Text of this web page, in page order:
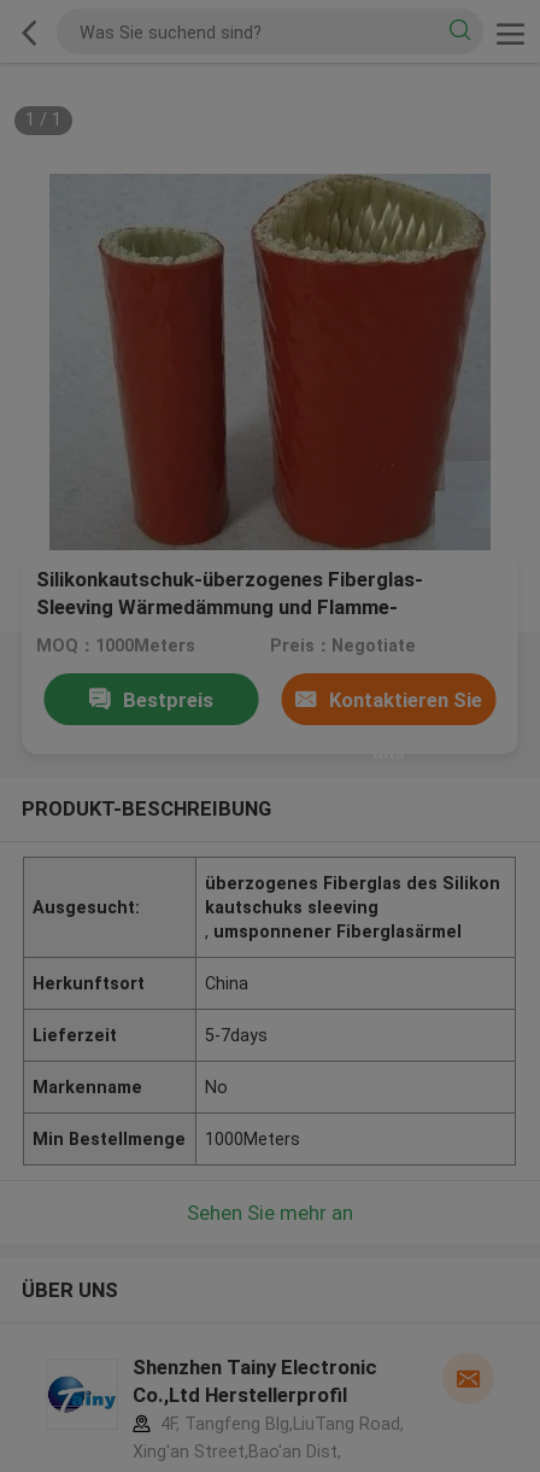
1 / 1
Silikonkautschuk-überzogenes Fiberglas-
Sleeving Wärmedämmung und Flamme-
Widerstand
MOQ：1000Meters Preis：Negotiate
Bestpreis Kontaktieren Sie
PRODUKT-BESCHREIBUNG
Ausgesucht:
überzogenes Fiberglas des Silikon
kautschuks sleeving
, umsponnener Fiberglasärmel
Herkunftsort China
Lieferzeit 5-7days
Markenname No
Min Bestellmenge 1000Meters
Sehen Sie mehr an
ÜBER UNS
Shenzhen Tainy Electronic
Co.,Ltd Herstellerprofil
4F, Tangfeng Blg,LiuTang Road,
Xing'an Street,Bao'an Dist,